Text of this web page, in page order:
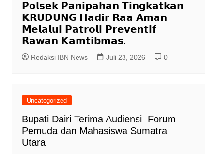
𝗣𝗼𝗹𝘀𝗲𝗸 𝗣𝗮𝗻𝗶𝗽𝗮𝗵𝗮𝗻 𝗧𝗶𝗻𝗴𝗸𝗮𝘁𝗸𝗮𝗻
𝗞𝗥𝗨𝗗𝗨𝗡𝗚 𝗛𝗮𝗱𝗶𝗿 𝗥𝗮𝗮 𝗔𝗺𝗮𝗻
𝗠𝗲𝗹𝗮𝗹𝘂𝗶 𝗣𝗮𝘁𝗿𝗼𝗹𝗶 𝗣𝗿𝗲𝘃𝗲𝗻𝘁𝗶𝗳
𝗥𝗮𝘄𝗮𝗻 𝗞𝗮𝗺𝘁𝗶𝗯𝗺𝗮𝘀.
Redaksi IBN News Juli 23, 2026 0
Uncategorized
Bupati Dairi Terima Audiensi Forum
Pemuda dan Mahasiswa Sumatra
Utara